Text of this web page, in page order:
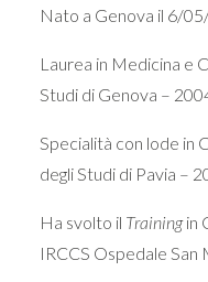
Nato a Genova il 6/
Laurea in Medicina e
Studi di Genova –
Specialità con lode in
degli Studi di Pavia –
Ha svolto il Trainingin
IRCCS Ospedale